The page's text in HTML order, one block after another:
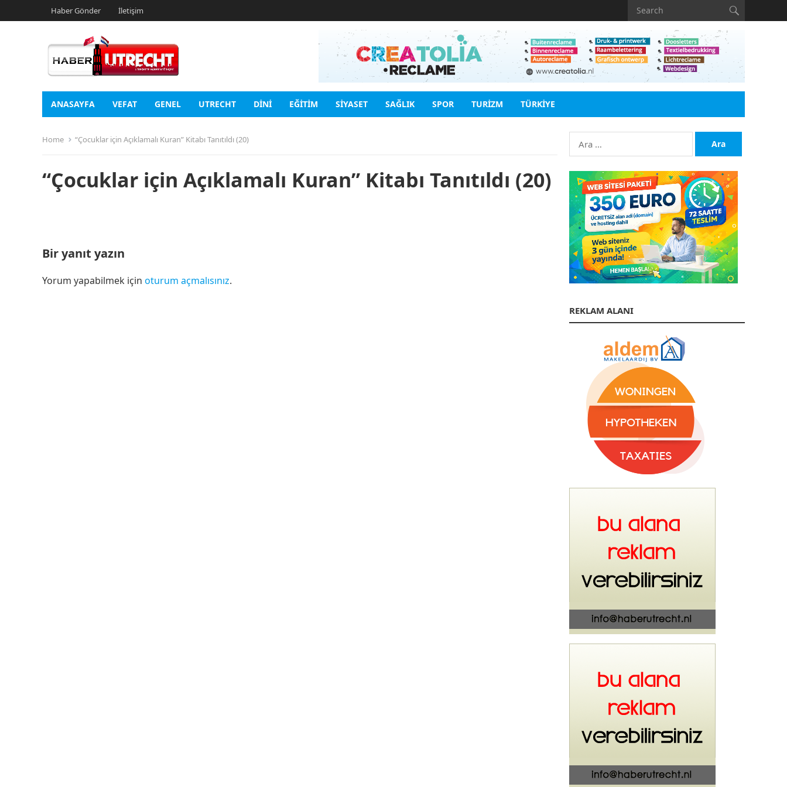
Haber Gönder İletişim
ANASAYFA VEFAT GENEL UTRECHT DINI EĞITIM SIYASET SAĞLIK SPOR TURIZM TÜRKIYE
Home “Çocuklar için Açıklamalı Kuran” Kitabı Tanıtıldı (20)
“Çocuklar için Açıklamalı Kuran” Kitabı Tanıtıldı (20)
Bir yanıt yazın
Yorum yapabilmek için oturum açmalısınız.
Arama:
REKLAM ALANI